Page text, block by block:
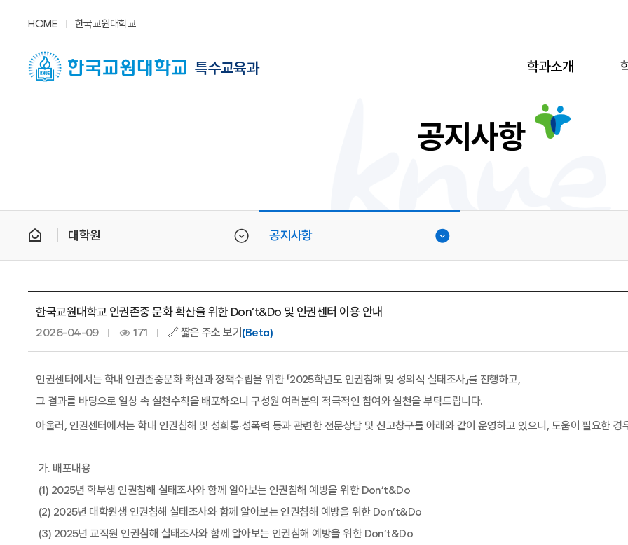
HOME 한국교원대학교
특수교육과 학과소개
공지사항
대학원 공지사항
한국교원대학교 인권존중 문화 확산을 위한 Don’t&Do 및 인권센터 이용 안내
2026-04-09 171 🔗 짧은 주소 보기 (Beta)
인권센터에서는 학내 인권존중문화 확산과 정책수립을 위한 「2025학년도 인권침해 및 성의식 실태조사」를 진행하고,
그 결과를 바탕으로 일상 속 실천수칙을 배포하오니 구성원 여러분의 적극적인 참여와 실천을 부탁드립니다.
아울러, 인권센터에서는 학내 인권침해 및 성희롱·성폭력 등과 관련한 전문상담 및 신고창구를 아래와 같이 운영하고 있으니, 도움이 필요한 경
가. 배포내용
(1) 2025년 학부생 인권침해 실태조사와 함께 알아보는 인권침해 예방을 위한 Don’t&Do
(2) 2025년 대학원생 인권침해 실태조사와 함께 알아보는 인권침해 예방을 위한 Don’t&Do
(3) 2025년 교직원 인권침해 실태조사와 함께 알아보는 인권침해 예방을 위한 Don’t&Do